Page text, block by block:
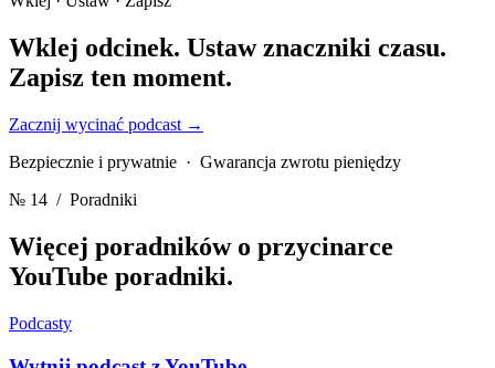
Wklej odcinek. Ustaw znaczniki czasu.
Zapisz ten moment.
Zacznij wycinać podcast →
Bezpiecznie i prywatnie · Gwarancja zwrotu pieniędzy
№ 14 / Poradniki
Więcej poradników o przycinarce
YouTube poradniki.
Podcasty